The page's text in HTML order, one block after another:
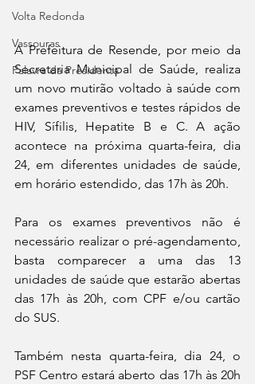
Volta Redonda
Vassouras
Palavra da Presidenta
A Prefeitura de Resende, por meio da
Secretaria Municipal de Saúde, realiza
um novo mutirão voltado à saúde com
exames preventivos e testes rápidos de
HIV, Sífilis, Hepatite B e C. A ação
acontece na próxima quarta-feira, dia
24, em diferentes unidades de saúde,
em horário estendido, das 17h às 20h.
Para os exames preventivos não é
necessário realizar o pré-agendamento,
basta comparecer a uma das 13
unidades de saúde que estarão abertas
das 17h às 20h, com CPF e/ou cartão
do SUS.
Também nesta quarta-feira, dia 24, o
PSF Centro estará aberto das 17h às 20h